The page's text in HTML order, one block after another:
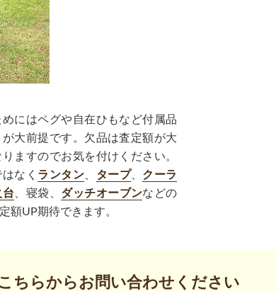
にはペグや自在ひもなど付属品
大前提です。欠品は査定額が大
ますのでお気を付けください。
なく ランタン タープ、 クーラ
台 、寝袋、 ダッチオーブンなどの
額UP期待できます。
ちらからお問い合わせください